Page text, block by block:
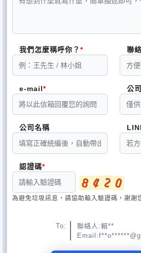
我們怎麼稱呼你？ 聯
e-mail 公
公司名稱
認證碼
為避免垃圾訊息，請協助輸入驗證碼，謝謝
To:
聯絡人:賴**